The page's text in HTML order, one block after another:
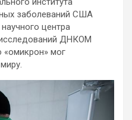
заболеваний США
центра
ДНКОМ
«омикрон» мог